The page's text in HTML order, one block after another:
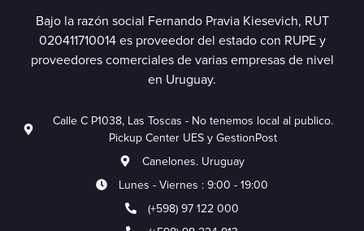
Bajo la razón social Fernando Pravia Kiesevich, RUT
020411710014 es proveedor del estado con RUPE y
proveedores comerciales de varias empresas de nivel
en Uruguay.
Calle C P1038, Las Toscas - No tenemos local al publico.
Pickup Center UES y GestionPost
Canelones. Uruguay
Lunes - Viernes : 9:00 - 19:00
(+598) 97 122 000